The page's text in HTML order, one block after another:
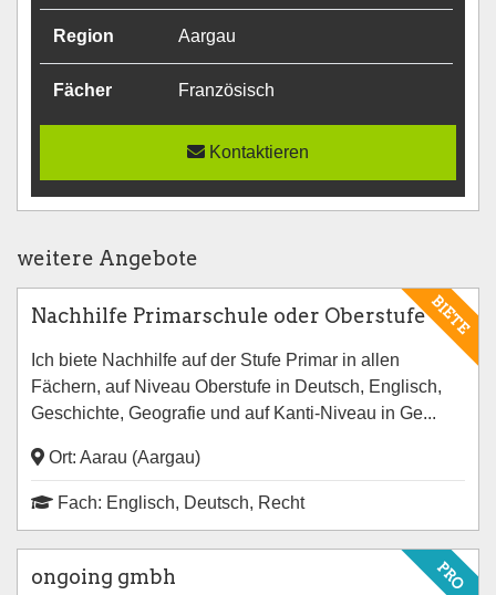
Region Aargau
Fächer Französisch
Kontaktieren
weitere Angebote
BIETE
Nachhilfe Primarschule oder Oberstufe
Ich biete Nachhilfe auf der Stufe Primar in allen
Fächern, auf Niveau Oberstufe in Deutsch, Englisch,
Geschichte, Geografie und auf Kanti-Niveau in Ge...
Ort: Aarau (Aargau)
Fach: Englisch, Deutsch, Recht
PRO
ongoing gmbh